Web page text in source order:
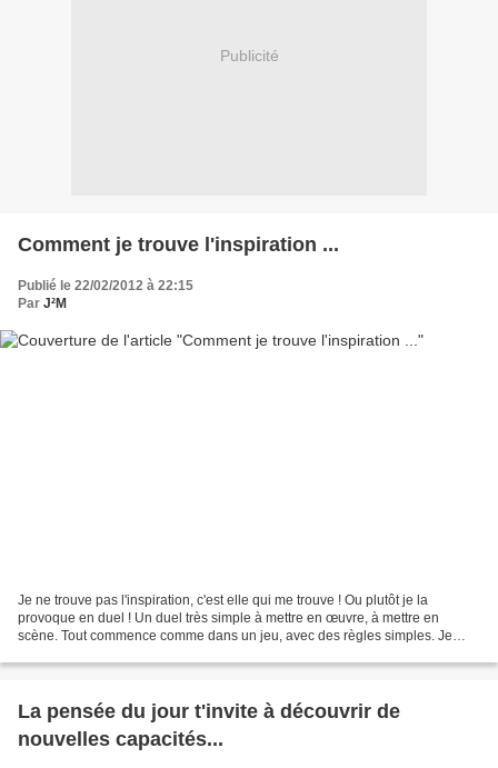
Publicité
Comment je trouve l'inspiration ...
Publié le 22/02/2012 à 22:15
Par J²M
Je ne trouve pas l'inspiration, c'est elle qui me trouve ! Ou plutôt je la
provoque en duel ! Un duel très simple à mettre en œuvre, à mettre en
scène. Tout commence comme dans un jeu, avec des règles simples. Je
La pensée du jour t'invite à découvrir de
nouvelles capacités...